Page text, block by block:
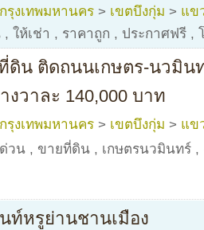
กรุงเทพมหานคร > เขตบึงกุ่ม > แข
, ให้เช่า , ราคาถูก , ประกาศฟรี ,
ดิน ติดถนนเกษตร-นวมิน
งวาละ 140,000 บาท
กรุงเทพมหานคร > เขตบึงกุ่ม > แข
วน , ขายที่ดิน , เกษตรนวมินทร์ ,
ท์หรูย่านชานเมือง